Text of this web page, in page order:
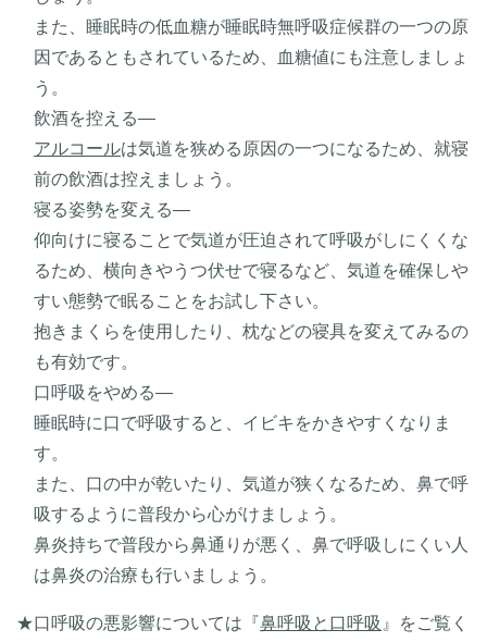
また、睡眠時の低血糖が睡眠時無呼吸症候群の一つの原
因であるともされているため、血糖値にも注意しましょ
う。
飲酒を控える―
アルコールは気道を狭める原因の一つになるため、就寝
前の飲酒は控えましょう。
寝る姿勢を変える―
仰向けに寝ることで気道が圧迫されて呼吸がしにくくな
るため、横向きやうつ伏せで寝るなど、気道を確保しや
すい態勢で眠ることをお試し下さい。
抱きまくらを使用したり、枕などの寝具を変えてみるの
も有効です。
口呼吸をやめる―
睡眠時に口で呼吸すると、イビキをかきやすくなりま
す。
また、口の中が乾いたり、気道が狭くなるため、鼻で呼
吸するように普段から心がけましょう。
鼻炎持ちで普段から鼻通りが悪く、鼻で呼吸しにくい人
は鼻炎の治療も行いましょう。
★口呼吸の悪影響については『鼻呼吸と口呼吸 』をご覧く